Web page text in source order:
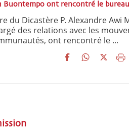
Buontempo ont rencontré le
du Dicastère P. Alexandre Awi
des relations avec les
ont rencontré le ...